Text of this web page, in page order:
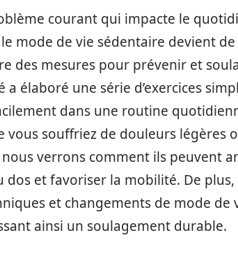
courant qui impacte le
mode de vie sédentaire devient
des mesures pour prévenir et
élaboré une série d’exercices
dans une routine
vous souffriez de douleurs légères
verrons comment ils peuvent
dos et favoriser la mobilité. De plus,
et changements de mode
ainsi un soulagement durable.